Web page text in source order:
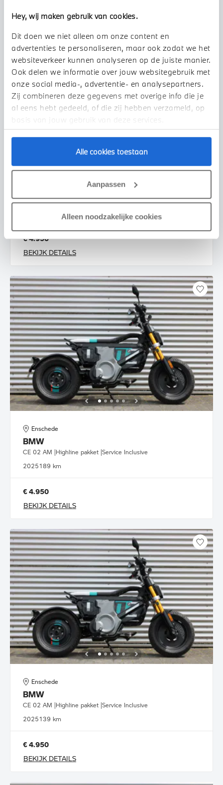
Hey, wij maken gebruik van cookies.
Dit doen we niet alleen om onze content en
advertenties te personaliseren, maar ook zodat we het
websiteverkeer kunnen analyseren op de juiste manier.
Ook delen we informatie over jouw websitegebruik met
onze social media-, advertentie- en analysepartners.
Zij combineren deze gegevens met overige info die je
al eens hebt gedeeld, of die zij hebben verzameld, op
basis van jouw gebruik van deze services.
Alle cookies toestaan
Aanpassen
Alleen noodzakelijke cookies
CE 02 AM |Highline pakket |Service Inclusive
€ 4.950
BEKIJK DETAILS
Enschede
BMW
CE 02 AM |Highline pakket |Service Inclusive
2025189 km
€ 4.950
BEKIJK DETAILS
Enschede
BMW
CE 02 AM |Highline pakket |Service Inclusive
2025139 km
€ 4.950
BEKIJK DETAILS